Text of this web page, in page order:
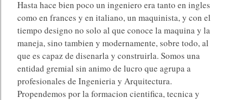
Hasta hace bien poco un ingeniero era tanto en ingles
como en frances y en italiano, un maquinista, y con el
tiempo designo no solo al que conoce la maquina y la
maneja, sino tambien y modernamente, sobre todo, al
que es capaz de disenarla y construirla. Somos una
entidad gremial sin animo de lucro que agrupa a
profesionales de Ingenieria y Arquitectura.
Propendemos por la formacion cientifica, tecnica y